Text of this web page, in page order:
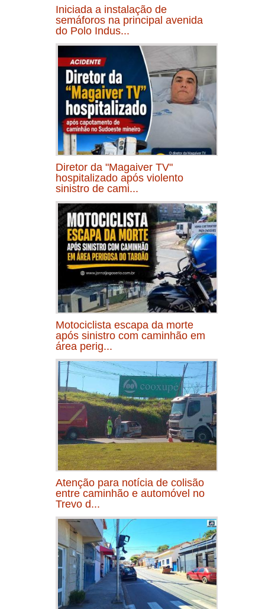
Iniciada a instalação de
semáforos na principal avenida
do Polo Indus...
Diretor da "Magaiver TV"
hospitalizado após violento
sinistro de cami...
Motociclista escapa da morte
após sinistro com caminhão em
área perig...
Atenção para notícia de colisão
entre caminhão e automóvel no
Trevo d...